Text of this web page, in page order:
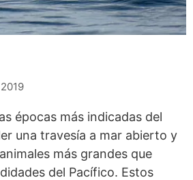
épocas más indicadas del
una travesía a mar abierto y
más grandes que
del Pacífico. Estos